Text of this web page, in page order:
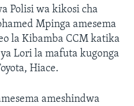
Polisi wa kikosi cha
Mpinga amesema
la Kibamba CCM katika
Lori la mafuta kugonga
Hiace.
ameshindwa